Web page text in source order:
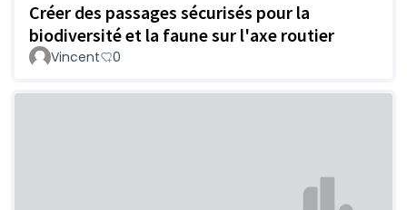
Créer des passages sécurisés pour la
biodiversité et la faune sur l'axe routier
Vincent 0